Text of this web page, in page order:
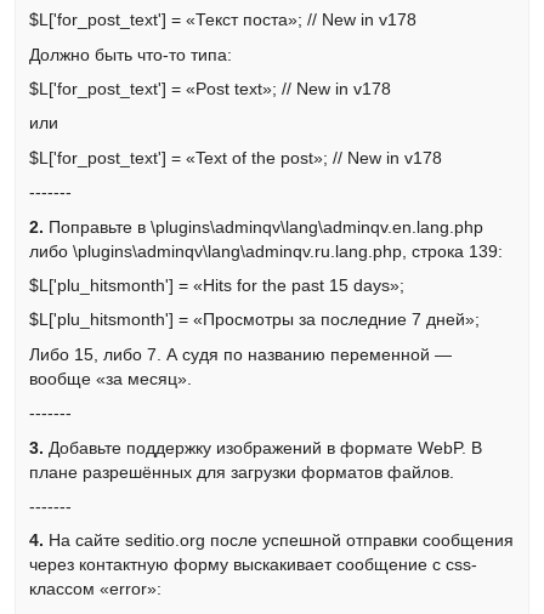
$L['for_post_text'] = «Текст поста»; // New in v178
Должно быть что-то типа:
$L['for_post_text'] = «Post text»; // New in v178
или
$L['for_post_text'] = «Text of the post»; // New in v178
-------
2. Поправьте в \plugins\adminqv\lang\adminqv.en.lang.php
либо \plugins\adminqv\lang\adminqv.ru.lang.php, строка 139:
$L['plu_hitsmonth'] = «Hits for the past 15 days»;
$L['plu_hitsmonth'] = «Просмотры за последние 7 дней»;
Либо 15, либо 7. А судя по названию переменной —
вообще «за месяц».
-------
3. Добавьте поддержку изображений в формате WebP. В
плане разрешённых для загрузки форматов файлов.
-------
4. На сайте seditio.org после успешной отправки сообщения
через контактную форму выскакивает сообщение с css-
классом «error»: